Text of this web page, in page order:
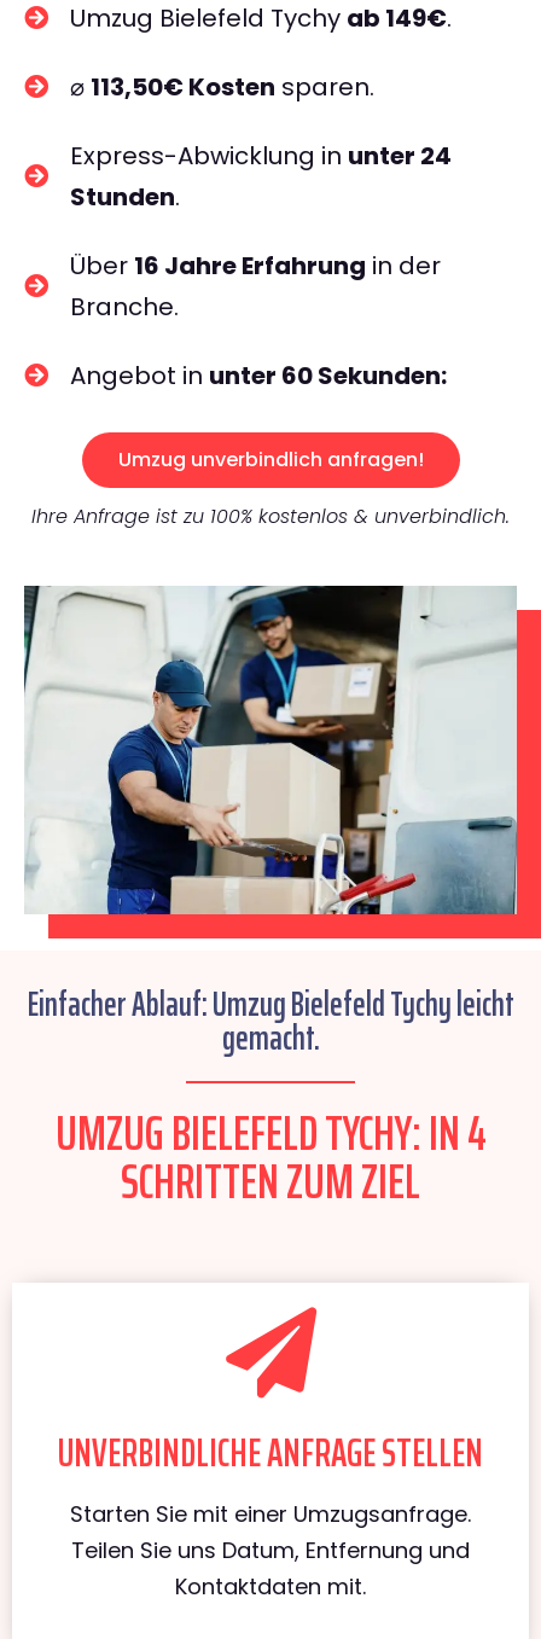
Umzug Bielefeld Tychy ab 149€.
⌀ 113,50€ Kosten sparen.
Express-Abwicklung in unter 24
Stunden.
Über 16 Jahre Erfahrung in der
Branche.
Angebot in unter 60 Sekunden:
Umzug unverbindlich anfragen!
Ihre Anfrage ist zu 100% kostenlos & unverbindlich.
Einfacher Ablauf: Umzug Bielefeld Tychy leicht
gemacht.
UMZUG BIELEFELD TYCHY: IN 4
SCHRITTEN ZUM ZIEL
UNVERBINDLICHE ANFRAGE STELLEN
Starten Sie mit einer Umzugsanfrage.
Teilen Sie uns Datum, Entfernung und
Kontaktdaten mit.